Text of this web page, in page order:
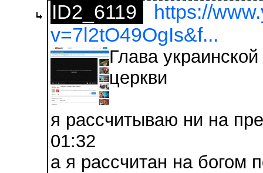
ID2_6119
https://
v=7l2tO49OgIs&f...
Глава
церкви
я рассчитываю ни на
01:32
а я рассчитан на богом